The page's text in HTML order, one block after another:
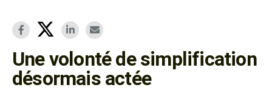
Une volonté de simplification
désormais actée